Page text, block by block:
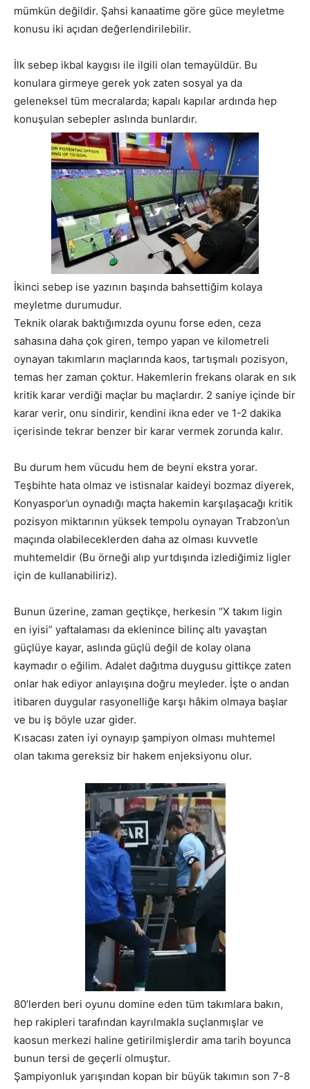
mümkün değildir. Şahsi kanaatime göre güce meyletme
konusu iki açıdan değerlendirilebilir.
İlk sebep ikbal kaygısı ile ilgili olan temayüldür. Bu
konulara girmeye gerek yok zaten sosyal ya da
geleneksel tüm mecralarda; kapalı kapılar ardında hep
konuşulan sebepler aslında bunlardır.
İkinci sebep ise yazının başında bahsettiğim kolaya
meyletme durumudur.
Teknik olarak baktığımızda oyunu forse eden, ceza
sahasına daha çok giren, tempo yapan ve kilometreli
oynayan takımların maçlarında kaos, tartışmalı pozisyon,
temas her zaman çoktur. Hakemlerin frekans olarak en sık
kritik karar verdiği maçlar bu maçlardır. 2 saniye içinde bir
karar verir, onu sindirir, kendini ikna eder ve 1-2 dakika
içerisinde tekrar benzer bir karar vermek zorunda kalır.
Bu durum hem vücudu hem de beyni ekstra yorar.
Teşbihte hata olmaz ve istisnalar kaideyi bozmaz diyerek,
Konyaspor’un oynadığı maçta hakemin karşılaşacağı kritik
pozisyon miktarının yüksek tempolu oynayan Trabzon’un
maçında olabileceklerden daha az olması kuvvetle
muhtemeldir (Bu örneği alıp yurtdışında izlediğimiz ligler
için de kullanabiliriz).
Bunun üzerine, zaman geçtikçe, herkesin “X takım ligin
en iyisi” yaftalaması da eklenince bilinç altı yavaştan
güçlüye kayar, aslında güçlü değil de kolay olana
kaymadır o eğilim. Adalet dağıtma duygusu gittikçe zaten
onlar hak ediyor anlayışına doğru meyleder. İşte o andan
itibaren duygular rasyonelliğe karşı hâkim olmaya başlar
ve bu iş böyle uzar gider.
Kısacası zaten iyi oynayıp şampiyon olması muhtemel
olan takıma gereksiz bir hakem enjeksiyonu olur.
80’lerden beri oyunu domine eden tüm takımlara bakın,
hep rakipleri tarafından kayrılmakla suçlanmışlar ve
kaosun merkezi haline getirilmişlerdir ama tarih boyunca
bunun tersi de geçerli olmuştur.
Şampiyonluk yarışından kopan bir büyük takımın son 7-8